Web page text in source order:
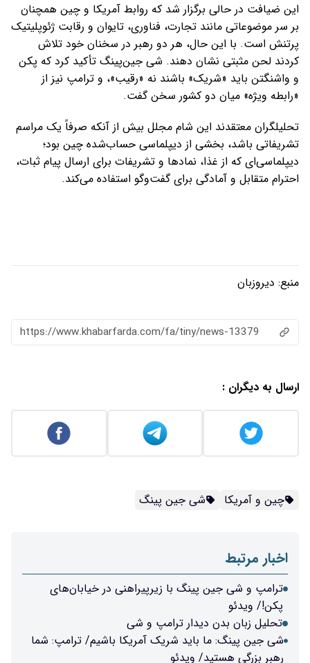
این ضیافت در حالی برگزار شد که روابط آمریکا و چین همچنان
بر سر موضوعاتی مانند تجارت، فناوری، تایوان و رقابت ژئوپلیتیک
پرتنش است. با این حال، هر دو رهبر در سخنان خود تلاش
کردند لحن مثبتی نشان دهند. شی جین‌پینگ تأکید کرد که پکن
و واشنگتن باید «شریک» باشند نه «رقیب»، و ترامپ نیز از
«رابطه ویژه» میان دو کشور سخن گفت.
تحلیلگران معتقدند این شام مجلل بیش از آنکه صرفاً یک مراسم
تشریفاتی باشد، بخشی از دیپلماسی حساب‌شده چین بود؛
دیپلماسی‌ای که از غذا، نمادها و تشریفات برای ارسال پیام ثبات،
احترام متقابل و آمادگی برای گفت‌وگو استفاده می‌کند.
منبع: دیروزبان
https://www.khabarfarda.com/fa/tiny/news-13379
ارسال به دیگران :
چین و آمریکا شی جین پینگ
اخبار مرتبط
ترامپ و شی جین پینگ با زیرپیراهنی در خیابان‌های
پکن!/ ویدئو
تحلیل زبان بدن دیدار ترامپ و شی
شی جین پینگ: ما باید شریک آمریکا باشیم/ ترامپ: شما
رهبر بزرگی هستید​/ ویدئو